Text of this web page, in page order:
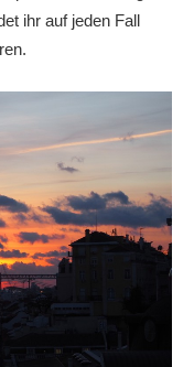
ihr auf jeden Fall